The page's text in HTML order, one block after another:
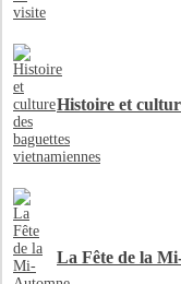
Histoire et
La Fête de la